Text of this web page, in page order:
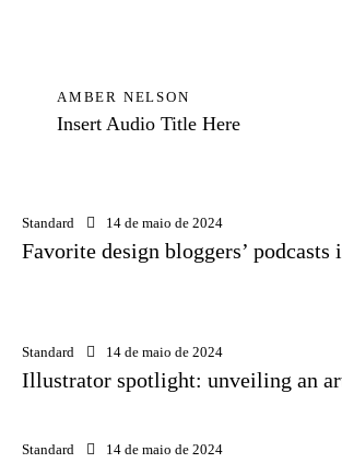
AMBER NELSON
Insert Audio Title Here
Standard 14 de maio de 2024
Favorite design bloggers’ podcasts
Standard 14 de maio de 2024
Illustrator spotlight: unveiling an
Standard 14 de maio de 2024